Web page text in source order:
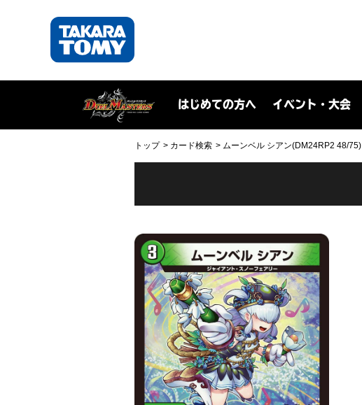
はじめての方へ イベント・大会
トップ カード検索 ムーンベル シアン(DM24RP2 48/75)